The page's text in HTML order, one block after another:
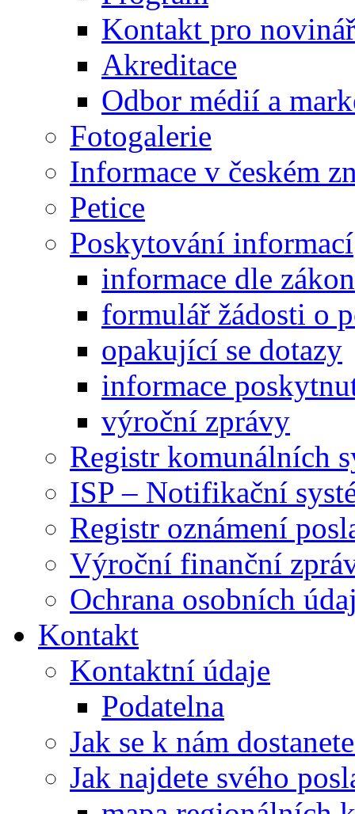
Kontakt pro
Akreditace
Odbor médií a
Fotogalerie
Informace v českém
Petice
Poskytování informací
informace dle
formulář žádosti o
opakující se dotazy
informace
výroční zprávy
Registr komunálních
ISP – Notifikační
Registr oznámení
Výroční finanční
Ochrana osobních
Kontakt
Kontaktní údaje
Podatelna
Jak se k nám
Jak najdete svého